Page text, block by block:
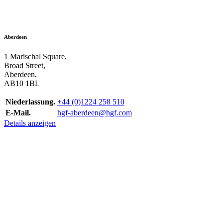
Aberdeen
1 Marischal Square,
Broad Street,
Aberdeen,
AB10 1BL
Niederlassung. +44 (0)1224 258 510
E-Mail.
hgf-aberdeen@hgf.com
Details anzeigen